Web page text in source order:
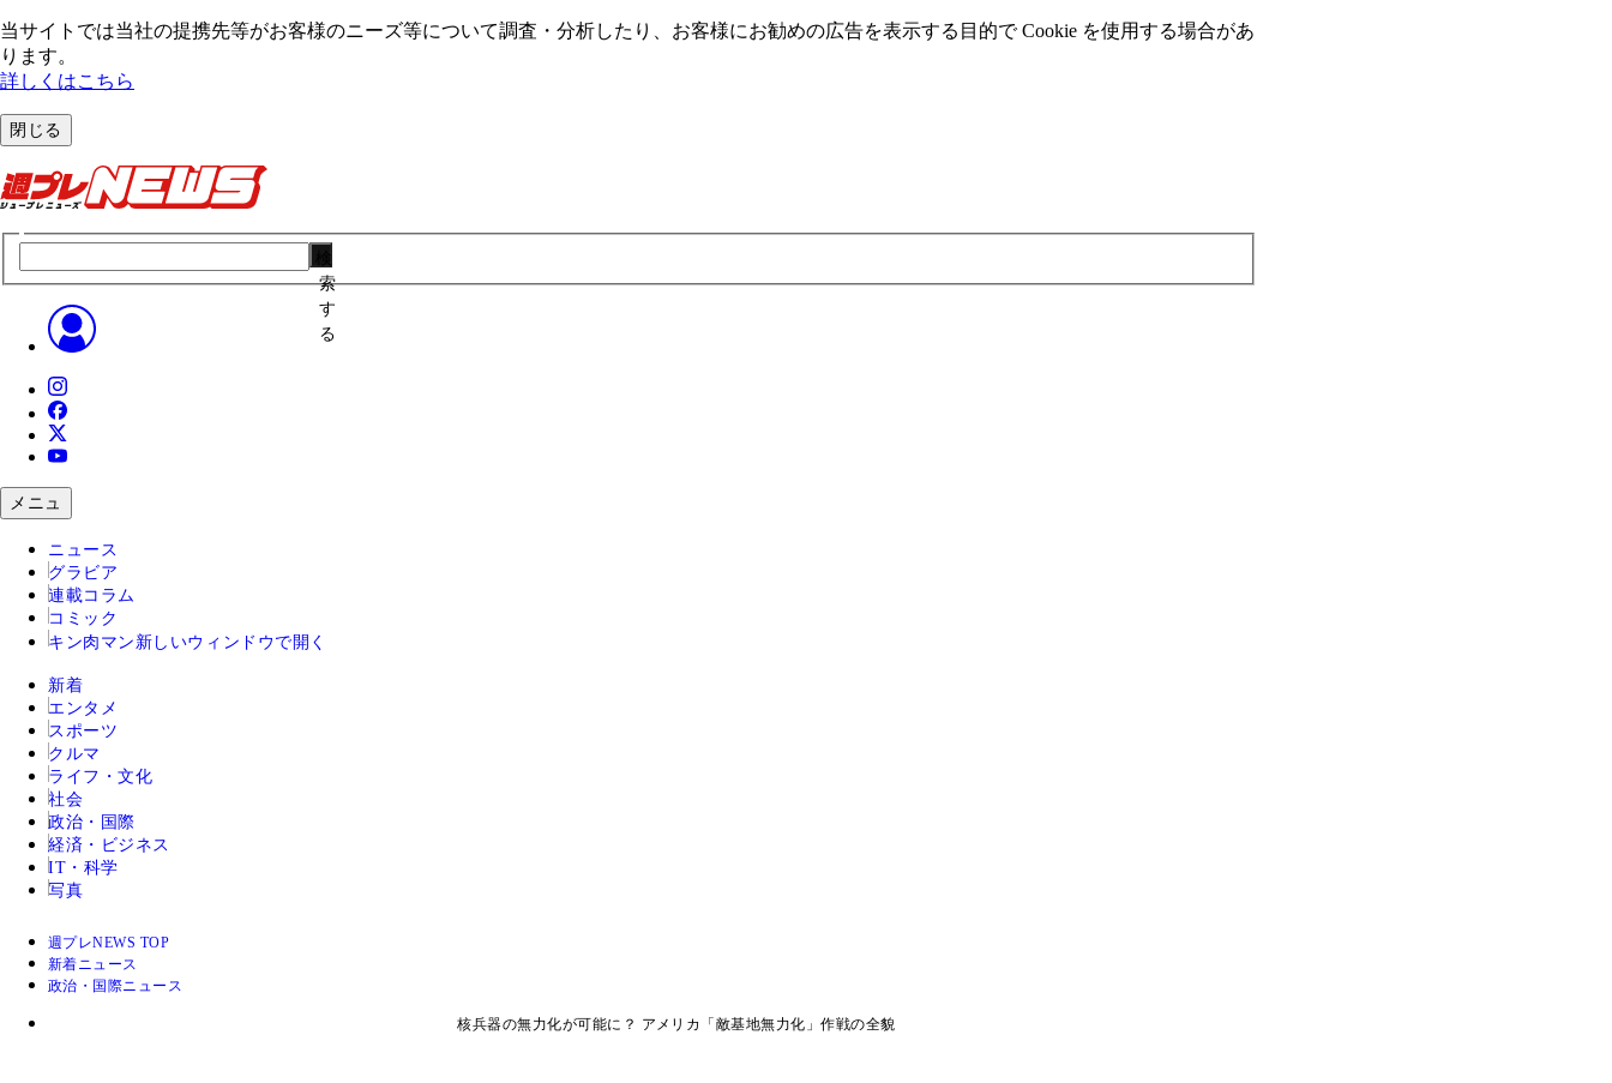
当サイトでは当社の提携先等がお客様のニーズ等について調査・分析したり、お客様にお勧めの広告を表⽰する⽬的で Cookie を使⽤する場合があ
ります。
詳しくはこちら
閉じる
索
す
る
メニュ
ニュース
グラビア
連載コラム
コミック
キン肉マン 新しいウィンドウで開く
新着
エンタメ
スポーツ
クルマ
ライフ・文化
社会
政治・国際
経済・ビジネス
IT・科学
写真
週プレNEWS TOP
新着ニュース
政治・国際ニュース
核兵器の無力化が可能に？ アメリカ「敵基地無力化」作戦の全貌